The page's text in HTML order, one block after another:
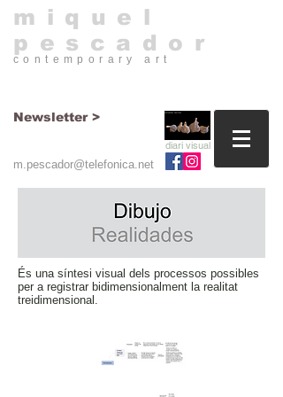
​miquel
pescador
contemporary art​
diari visual
m.pescador@telefonica.net
Newsletter >
És una síntesi visual dels processos possibles
per a registrar bidimensionalment la realitat
treidimensional.